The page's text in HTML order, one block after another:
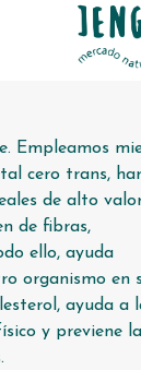
Empleamos
cero trans,
de alto
de fibras,
ello, ayuda
organismo en
ayuda a
y previene la